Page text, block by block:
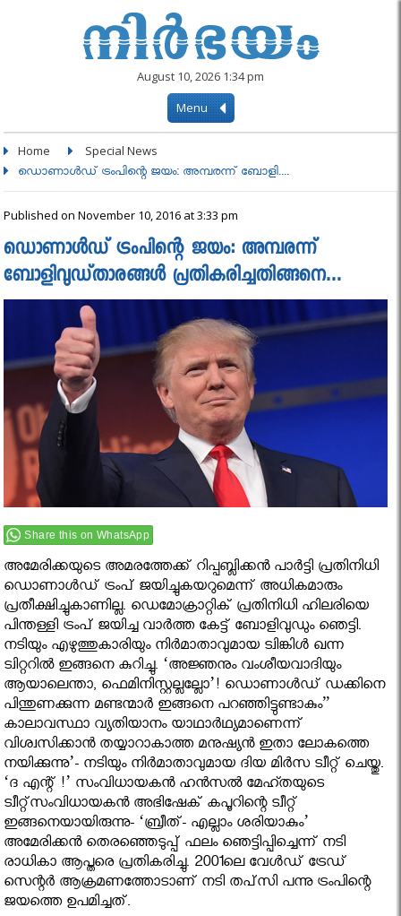
August 10, 2026 1:34 pm
Menu
Home Special News
ഡൊണാള്‍ഡ് ട്രംപിന്റെ ജയം: അമ്പരന്ന് ബോളി....
Published on November 10, 2016 at 3:33 pm
ഡൊണാള്‍ഡ് ട്രംപിന്റെ ജയം: അമ്പരന്ന്
ബോളിവുഡ്താരങ്ങള്‍ പ്രതികരിച്ചതിങ്ങനെ…
Share this on WhatsApp
അമേരിക്കയുടെ അമരത്തേക്ക് റിപ്പബ്ലിക്കന്‍ പാര്‍ട്ടി പ്രതിനിധി
ഡൊണാള്‍ഡ് ട്രംപ് ജയിച്ചുകയറുമെന്ന് അധികമാരും
പ്രതീക്ഷിച്ചുകാണില്ല. ഡെമോക്രാറ്റിക് പ്രതിനിധി ഹിലരിയെ
പിന്തള്ളി ട്രംപ് ജയിച്ച വാര്‍ത്ത കേട്ട് ബോളിവുഡും ഞെട്ടി.
നടിയും എഴുത്തുകാരിയും നിര്‍മാതാവുമായ ട്വിങ്കിള്‍ ഖന്ന
ട്വിറ്ററില്‍ ഇങ്ങനെ കുറിച്ചു. ‘അജ്ഞനും വംശീയവാദിയും
ആയാലെന്താ, ഫെമിനിസ്റ്റല്ലല്ലോ’! ഡൊണാള്‍ഡ് ഡക്കിനെ
പിന്തുണക്കുന്ന മണ്ടന്മാര്‍ ഇങ്ങനെ പറഞ്ഞിട്ടുണ്ടാകും”
കാലാവസ്ഥാ വ്യതിയാനം യാഥാര്‍ഥ്യമാണെന്ന്
വിശ്വസിക്കാന്‍ തയ്യാറാകാത്ത മനുഷ്യന്‍ ഇതാ ലോകത്തെ
നയിക്കുന്നു’- നടിയും നിര്‍മാതാവുമായ ദിയ മിര്‍സ ട്വീറ്റ് ചെയ്തു.
‘ദ എന്റ് !’ സംവിധായകന്‍ ഹന്‍സല്‍ മേഹ്തയുടെ
ട്വീറ്റ്സംവിധായകന്‍ അഭിഷേക് കപൂറിന്റെ ട്വീറ്റ്
ഇങ്ങനെയായിരുന്നു- ‘ബ്രീത്- എല്ലാം ശരിയാകും’
അമേരിക്കന്‍ തെരഞ്ഞെടുപ്പ് ഫലം ഞെട്ടിപ്പിച്ചെന്ന് നടി
രാധികാ ആപ്തരെ പ്രതികരിച്ചു. 2001ലെ വേള്‍ഡ് ട്രേഡ്
സെന്റര്‍ ആക്രമണത്തോടാണ് നടി തപ്‌സി പന്നു ട്രംപിന്റെ
ജയത്തെ ഉപമിച്ചത്.